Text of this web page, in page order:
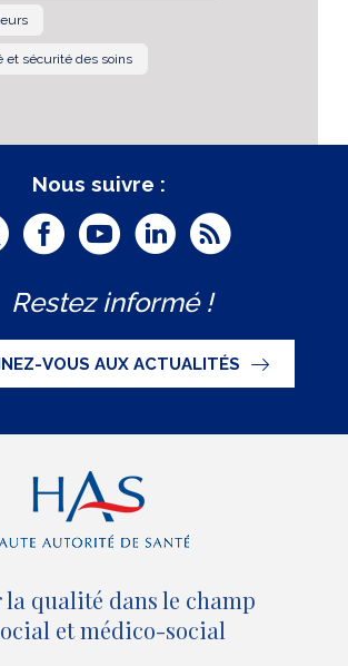
et sécurité des soins
Nous suivre :
T
i
t
t
e
n
o
u
F
c
e
b
o
o
k
(
n
o
Y
u
t
u
b
e
(
n
o
u
L
n
k
e
d
(
n
o
R
Restez informé !
VOUS AUX ACTUALITÉS
la qualité dans le champ
et médico-social